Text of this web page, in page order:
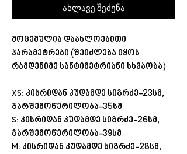
ახლავე შეძენა
მოცემულია დაახლოებითი
პარამეტრები (შეიძლება იყოს
რამდენიმე სანტიმეტრიანი სხვაობა)
XS: კისრიდან კუდამდე სიგრძე-23სმ,
გარშემოწერილობა-35სმ
S: კისრიდან კუდამდე სიგრძე-26სმ,
გარშემოწერილობა-39სმ
M: კისრიდან კუდამდე სიგრძე-28სმ,